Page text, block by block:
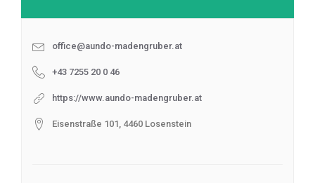
office@aundo-madengruber.at
+43 7255 20 0 46
https://www.aundo-madengruber.at
Eisenstraße 101, 4460 Losenstein